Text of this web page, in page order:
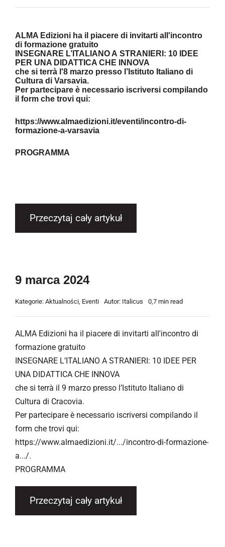
ALMA Edizioni ha il piacere di invitarti all'incontro
di formazione gratuito
INSEGNARE L’ITALIANO A STRANIERI: 10 IDEE
PER UNA DIDATTICA CHE INNOVA
che si terrà l'8 marzo presso l’Istituto Italiano di
Cultura di Varsavia.
Per partecipare è necessario iscriversi compilando
il form che trovi qui:
https://www.almaedizioni.it/eventi/incontro-di-
formazione-a-varsavia
PROGRAMMA
Przeczytaj cały artykuł
9 marca 2024
Kategorie: Aktualności, Eventi Autor: Italicus 0,7 min read
ALMA Edizioni ha il piacere di invitarti all'incontro di
formazione gratuito
INSEGNARE L’ITALIANO A STRANIERI: 10 IDEE PER
UNA DIDATTICA CHE INNOVA
che si terrà il 9 marzo presso l’Istituto Italiano di
Cultura di Cracovia.
Per partecipare è necessario iscriversi compilando il
form che trovi qui:
https://www.almaedizioni.it/.../incontro-di-formazione-
a.../.
PROGRAMMA
Przeczytaj cały artykuł